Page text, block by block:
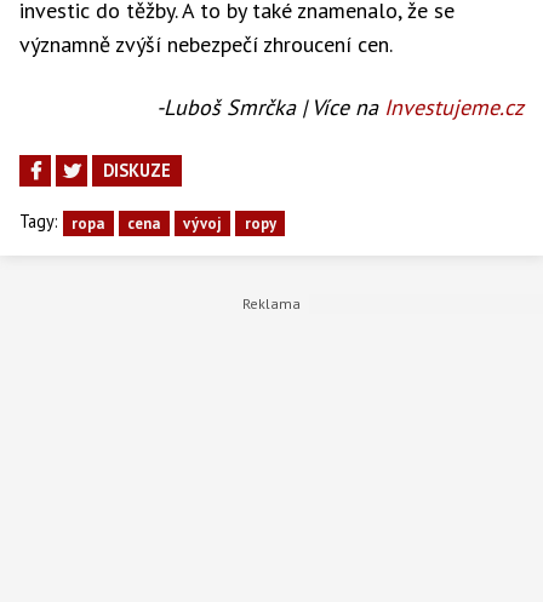
investic do těžby. A to by také znamenalo, že se
významně zvýší nebezpečí zhroucení cen.
-Luboš Smrčka | Více na Investujeme.cz
DISKUZE
Tagy: ropa cena vývoj ropy